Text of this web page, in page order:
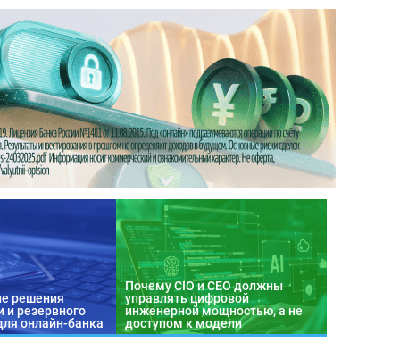
решения
и резервного
онлайн-банка
Почему CIO и CEO должны
управлять цифровой
инженерной мощностью, а не
доступом к модели